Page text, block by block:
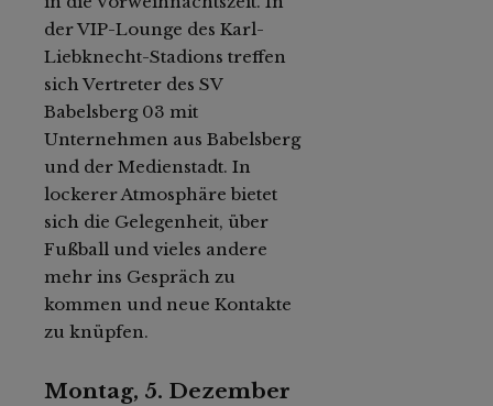
der VIP-Lounge des Karl-
Liebknecht-Stadions treffen
sich Vertreter des SV
Babelsberg 03 mit
Unternehmen aus Babelsberg
und der Medienstadt. In
lockerer Atmosphäre bietet
sich die Gelegenheit, über
Fußball und vieles andere
mehr ins Gespräch zu
kommen und neue Kontakte
zu knüpfen.
Montag, 5. Dezember